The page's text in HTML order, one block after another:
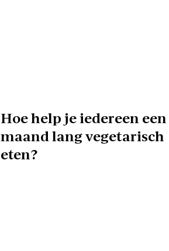
Hoe help je iedereen een
maand lang vegetarisch
eten?